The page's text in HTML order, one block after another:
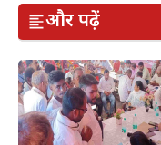
और पढ़ें